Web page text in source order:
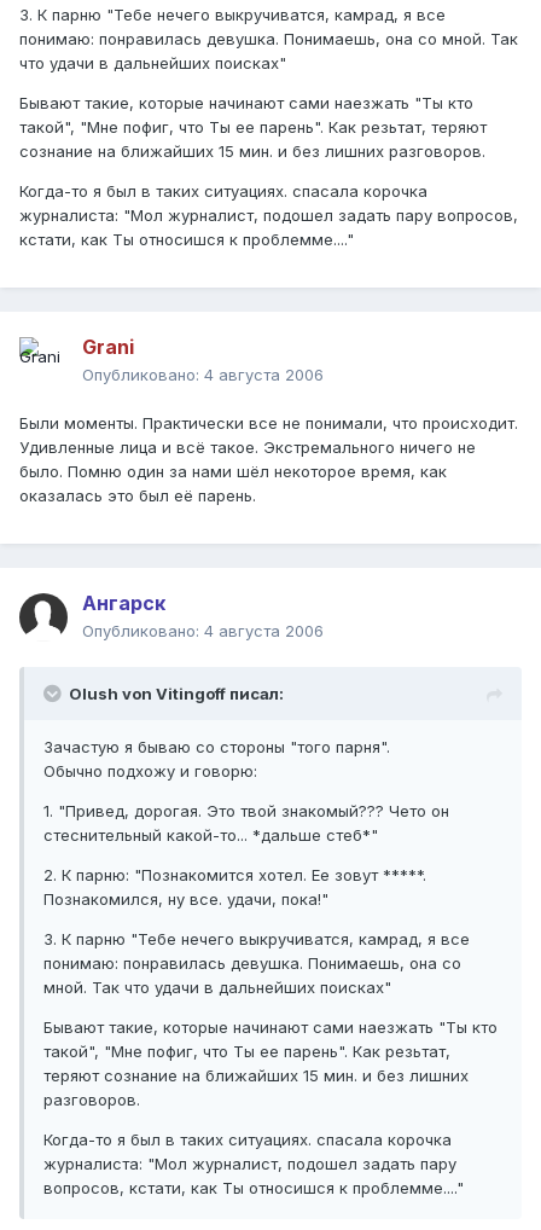
3. К парню "Тебе нечего выкручиватся, камрад, я все
понимаю: понравилась девушка. Понимаешь, она со мной. Так
что удачи в дальнейших поисках"
Бывают такие, которые начинают сами наезжать "Ты кто
такой", "Мне пофиг, что Ты ее парень". Как резьтат, теряют
сознание на ближайших 15 мин. и без лишних разговоров.
Когда-то я был в таких ситуациях. спасала корочка
журналиста: "Мол журналист, подошел задать пару вопросов,
кстати, как Ты относишся к проблемме...."
Grani
Опубликовано: 4 августа 2006
Были моменты. Практически все не понимали, что происходит.
Удивленные лица и всё такое. Экстремального ничего не
было. Помню один за нами шёл некоторое время, как
оказалась это был её парень.
Ангарск
Опубликовано: 4 августа 2006
Olush von Vitingoff писал:
Зачастую я бываю со стороны "того парня".
Обычно подхожу и говорю:
1. "Привед, дорогая. Это твой знакомый??? Чето он
стеснительный какой-то... *дальше стеб*"
2. К парню: "Познакомится хотел. Ее зовут *****.
Познакомился, ну все. удачи, пока!"
3. К парню "Тебе нечего выкручиватся, камрад, я все
понимаю: понравилась девушка. Понимаешь, она со
мной. Так что удачи в дальнейших поисках"
Бывают такие, которые начинают сами наезжать "Ты кто
такой", "Мне пофиг, что Ты ее парень". Как резьтат,
теряют сознание на ближайших 15 мин. и без лишних
разговоров.
Когда-то я был в таких ситуациях. спасала корочка
журналиста: "Мол журналист, подошел задать пару
вопросов, кстати, как Ты относишся к проблемме...."